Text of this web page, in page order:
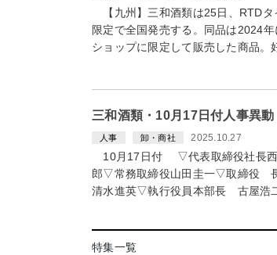
【九州】三和酒類は25日、RTDタ
限定で全国発売する。同品は2024
ショップに限定して販売した商品
三和酒類・10月17日付人事異動
人事 卸・商社 2025.10.27
10月17日付 ▽代表取締役社長西
郎▽常務取締役山田圭一▽取締役
清水進英▽執行役員本部長 古屋浩
特集一覧